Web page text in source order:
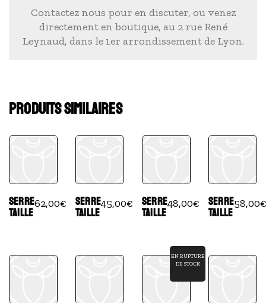
Contactez nous pour en discuter, ou venez
directement en boutique, au 2 rue René
Leynaud, dans le 1er arrondissement de Lyon.
PRODUITS SIMILAIRES
SERRE
TAILLE
62,00€
SERRE
TAILLE
45,00€
SERRE
TAILLE
48,00€
SERRE
TAILLE
58,00€
EN RUPTURE
DE STOCK